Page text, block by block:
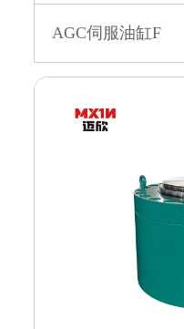
AGC伺服油缸F